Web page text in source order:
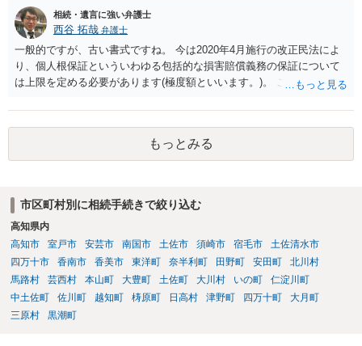
出することを検討なさった方がよいでしょう。
相続・遺言に強い弁護士
西谷 拓哉 弁護士
一般的ですが、古い書式ですね。 今は2020年4月施行の改正民法によ
り、個人根保証といういわゆる包括的な損害賠償義務の保証について
は上限を定める必要があります(極度額といいます。)。 この書式にサ
り、会社側は請求できない可能性が高そうです。
もっとみる
市区町村別に相続手続きで絞り込む
高知県内
高知市
室戸市 安芸市 南国市 土佐市 須崎市 宿毛市
土佐清水市
四万十市
香南市 香美市 東洋町 奈半利町 田野町 安田町
北川村
馬路村
芸西村 本山町 大豊町 土佐町 大川村 いの町
仁淀川町
中土佐町
佐川町 越知町 梼原町 日高村 津野町 四万十町
大月町
三原村
黒潮町